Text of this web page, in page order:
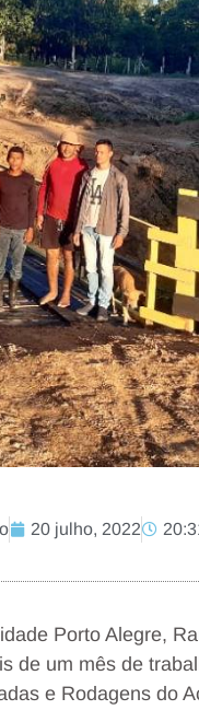
20 julho, 2022
Porto Alegre,
de um mês de
e Rodagens do